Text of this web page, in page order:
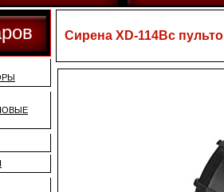
Сирена XD-114Bс